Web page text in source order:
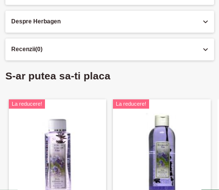
Despre Herbagen
Recenzii(0)
S-ar putea sa-ti placa
La reducere! La reducere!